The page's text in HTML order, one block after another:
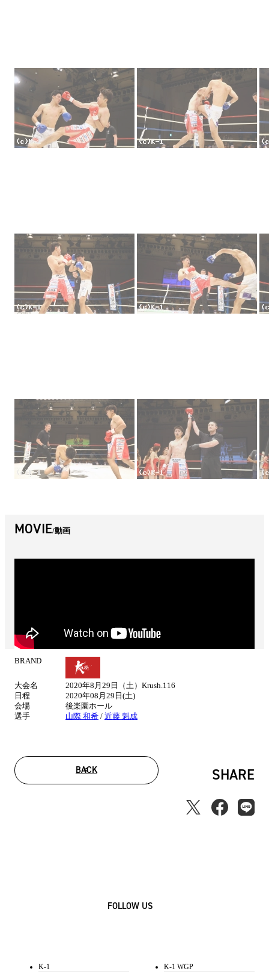
MOVIE 動画
BRAND
大会名
2020年8月29日（土）Krush.116
日程
2020年08月29日(土)
会場
後楽園ホール
選手
山際 和希 / 近藤 魁成
BACK SHARE
FOLLOW US
K-1 K-1 WGP